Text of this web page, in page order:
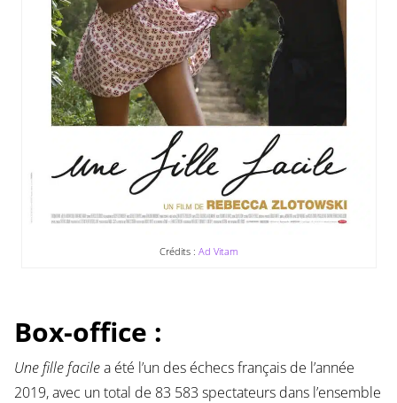
Crédits : Ad Vitam
Box-office :
Une fille facilea été l’un des échecs français de l’année
2019, avec un total de 83 583 spectateurs dans l’ensemble